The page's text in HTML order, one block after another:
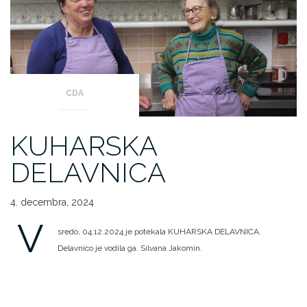
CDA
KUHARSKA
DELAVNICA
4. decembra, 2024
V
sredo, 04.12.2024 je potekala KUHARSKA DELAVNICA.
Delavnico je vodila ga. Silvana Jakomin.